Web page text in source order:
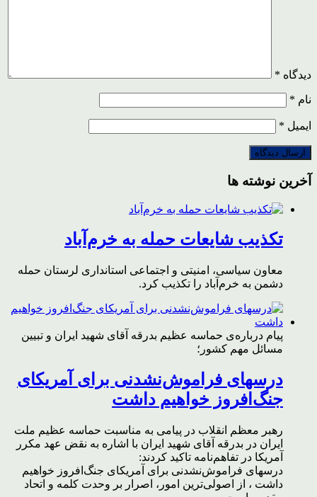
دیدگاه *
نام *
ایمیل *
آخرین نوشته ها
تکذیب شایعات حمله به خرم‌آباد
معاون سیاسی، امنیتی و اجتماعی استانداری لرستان حمله
دشمن به خرم‌آباد را تکذیب کرد.
پیام درباره‌ی حماسه عظیم بدرقه آقای شهید ایران و تبیین
مسائل مهم کشور؛
درسهای فراموش‌نشدنی برای آمریکای
جنگ‌افروز خواهیم داشت
رهبر معظم انقلاب در پیامی به مناسبت حماسه عظیم ملت
ایران در بدرقه آقای شهید ایران با اشاره به نقض عهد مکرر
آمریکا در تفاهم‌نامه تاکید کردند:
درسهای فراموش‌نشدنی برای آمریکای جنگ‌افروز خواهیم
داشت ، از اصولی‌ترین امور، اصرار بر وحدت کلمه و اتحاد